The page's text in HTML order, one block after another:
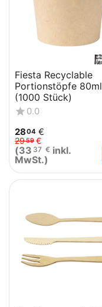
Fiesta Recyclable
Portionstöpfe 80ml
(1000 Stück)
0.0
2804 €
2959 €
(33 37 € inkl.
MwSt.)